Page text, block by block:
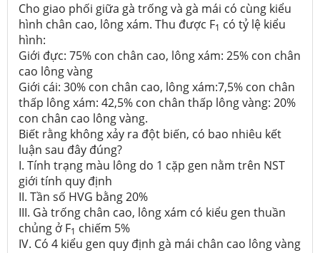
Cho giao phối giữa gà trống và gà mái có cùng kiểu
hình chân cao, lông xám. Thu được F1 có tỷ lệ kiểu
hình:
Giới đực: 75% con chân cao, lông xám: 25% con chân
cao lông vàng
Giới cái: 30% con chân cao, lông xám:7,5% con chân
thấp lông xám: 42,5% con chân thấp lông vàng: 20%
con chân cao lông vàng.
Biết rằng không xảy ra đột biến, có bao nhiêu kết
luận sau đây đúng?
I. Tính trạng màu lông do 1 cặp gen nằm trên NST
giới tính quy định
II. Tần số HVG bằng 20%
III. Gà trống chân cao, lông xám có kiểu gen thuần
chủng ở F1 chiếm 5%
IV. Có 4 kiểu gen quy định gà mái chân cao lông vàng